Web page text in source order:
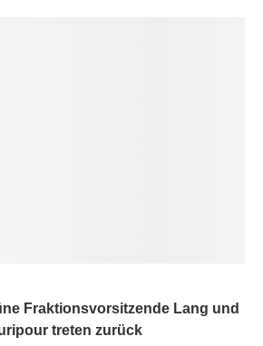
Fraktionsvorsitzende Lang und
treten zurück